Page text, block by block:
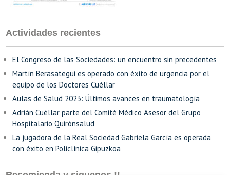
Actividades recientes
El Congreso de las Sociedades: un encuentro sin precedentes
Martín Berasategui es operado con éxito de urgencia por el
equipo de los Doctores Cuéllar
Aulas de Salud 2023: Últimos avances en traumatología
Adrián Cuéllar parte del Comité Médico Asesor del Grupo
Hospitalario Quirónsalud
La jugadora de la Real Sociedad Gabriela García es operada
con éxito en Policlínica Gipuzkoa